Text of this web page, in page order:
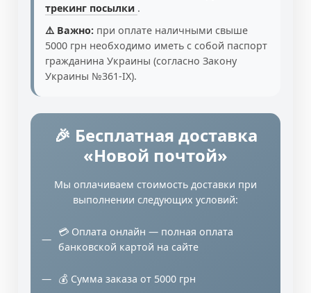
трекинг посылки .
⚠️ Важно: при оплате наличными свыше
5000 грн необходимо иметь с собой паспорт
гражданина Украины (согласно Закону
Украины №361-IX).
🎉 Бесплатная доставка
«Новой почтой»
Мы оплачиваем стоимость доставки при
выполнении следующих условий:
💳 Оплата онлайн — полная оплата
банковской картой на сайте
💰 Сумма заказа от 5000 грн